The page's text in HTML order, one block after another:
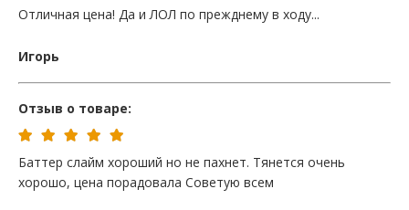
Отличная цена! Да и ЛОЛ по прежднему в ходу...
Игорь
Отзыв о товаре:
Баттер слайм хороший но не пахнет. Тянется очень
хорошо, цена порадовала Советую всем